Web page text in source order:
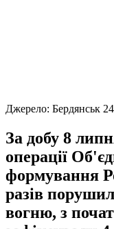
Джерело: Бердянськ 24
За добу 8
операції
формування
разів
вогню, з